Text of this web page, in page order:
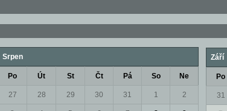
Srpen
Po Út St Čt Pá So Ne
27 28 29 30 31 1 2
Září
Po
31